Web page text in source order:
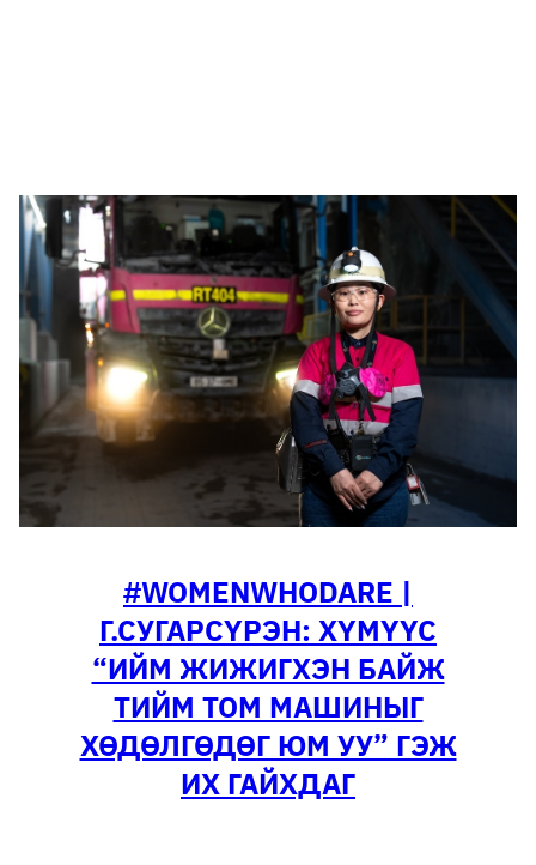
#WOMENWHODARE |
Г.СУГАРСҮРЭН: ХҮМҮҮС
“ИЙМ ЖИЖИГХЭН БАЙЖ
ТИЙМ ТОМ МАШИНЫГ
ХӨДӨЛГӨДӨГ ЮМ УУ” ГЭЖ
ИХ ГАЙХДАГ